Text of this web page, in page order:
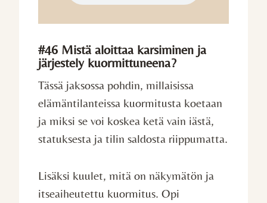
#46 Mistä aloittaa karsiminen ja
järjestely kuormittuneena?
Tässä jaksossa pohdin, millaisissa
elämäntilanteissa kuormitusta koetaan
ja miksi se voi koskea ketä vain iästä,
statuksesta ja tilin saldosta riippumatta.
Lisäksi kuulet, mitä on näkymätön ja
itseaiheutettu kuormitus. Opi